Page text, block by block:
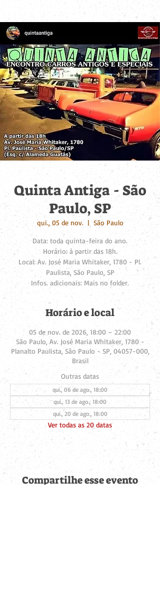
Quinta Antiga - São
Paulo, SP
qui., 05 de nov.
  |
São Paulo
Data: toda quinta-feira do ano.
Horário: à partir das 18h.
Local: Av. José Maria Whitaker, 1780 - Pl.
Paulista, São Paulo, SP
Infos. adicionais: Mais no folder.
Horário e local
05 de nov. de 2026, 18:00 – 22:00
São Paulo, Av. José Maria Whitaker, 1780 -
Planalto Paulista, São Paulo - SP, 04057-000,
Brasil
Outras datas
qui., 06 de ago., 18:00
qui., 13 de ago., 18:00
qui., 20 de ago., 18:00
Ver todas as 20 datas
Compartilhe esse evento